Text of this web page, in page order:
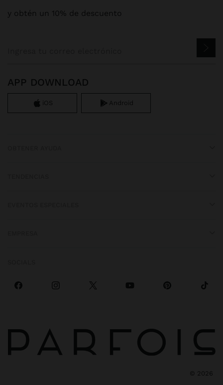
y obtén un 10% de descuento
APP DOWNLOAD
iOS Android
© 2026